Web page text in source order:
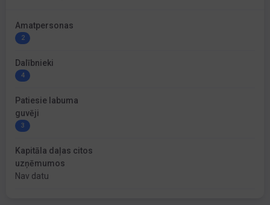
Amatpersonas
2
Dalībnieki
4
Patiesie labuma
guvēji
3
Kapitāla daļas citos
uzņēmumos
Nav datu